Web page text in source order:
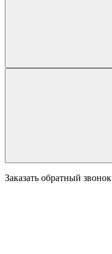
Заказать обратный звонок